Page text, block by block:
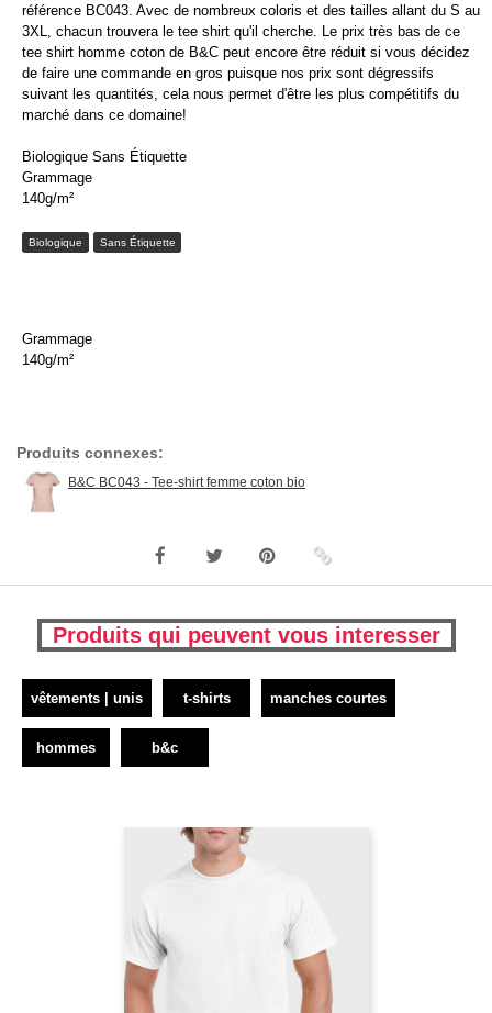
référence BC043. Avec de nombreux coloris et des tailles allant du S au
3XL, chacun trouvera le tee shirt qu'il cherche. Le prix très bas de ce
tee shirt homme coton de B&C peut encore être réduit si vous décidez
de faire une commande en gros puisque nos prix sont dégressifs
suivant les quantités, cela nous permet d'être les plus compétitifs du
marché dans ce domaine!
Biologique Sans Étiquette
Grammage
140g/m²
Biologique Sans Étiquette
Grammage
140g/m²
Produits connexes:
B&C BC043 - Tee-shirt femme coton bio
Produits qui peuvent vous interesser
vêtements | unis t-shirts manches courtes
hommes b&c